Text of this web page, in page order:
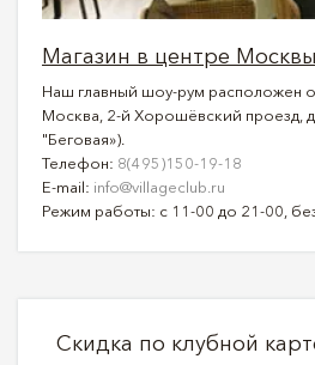
Магазин в центре Москвы
Наш главный шоу-рум расположен
Москва, 2-й Хорошёвский проезд,
"Беговая»).
Телефон: 8(495)150-19-18
E-mail: info@villageclub.ru
Режим работы: с 11-00 до 21-00,
Скидка по клубной